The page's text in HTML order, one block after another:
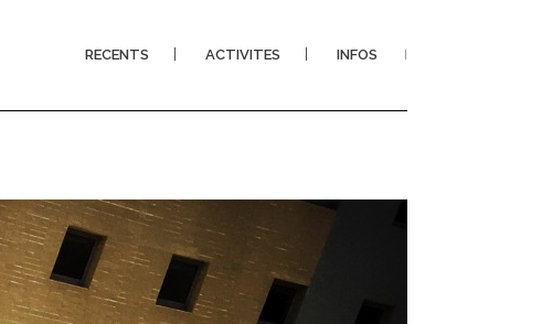
I
RECENTS ACTIVITES INFOS